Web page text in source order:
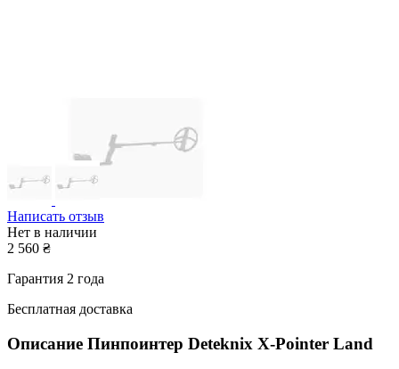
Написать отзыв
Нет в наличии
2 560 ₴
Гарантия 2 года
Бесплатная доставка
Описание Пинпоинтер Deteknix X-Pointer Land